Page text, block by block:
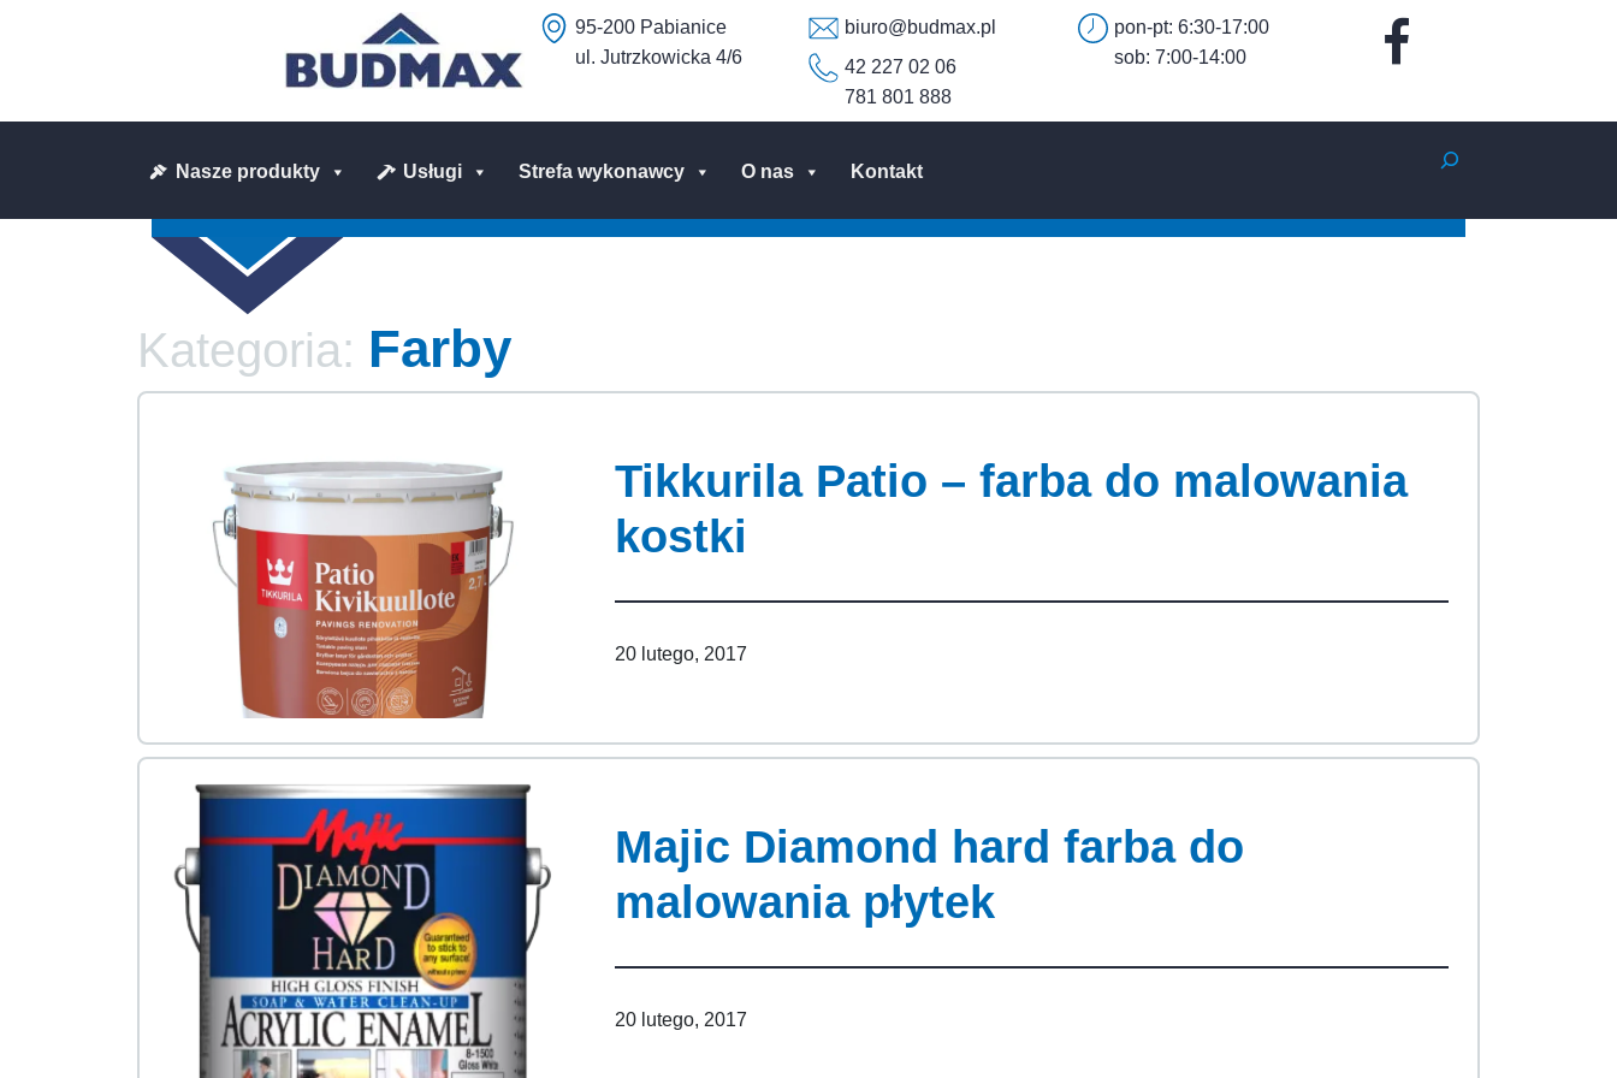
95-200 Pabianice
ul. Jutrzkowicka 4/6
biuro@budmax.pl
42 227 02 06
781 801 888
pon-pt: 6:30-17:00
sob: 7:00-14:00
Nasze produkty Usługi Strefa wykonawcy O nas Kontakt
Szukaj
Kategoria: Farby
Tikkurila Patio – farba do malowania
kostki
20 lutego, 2017
Majic Diamond hard farba do
malowania płytek
20 lutego, 2017